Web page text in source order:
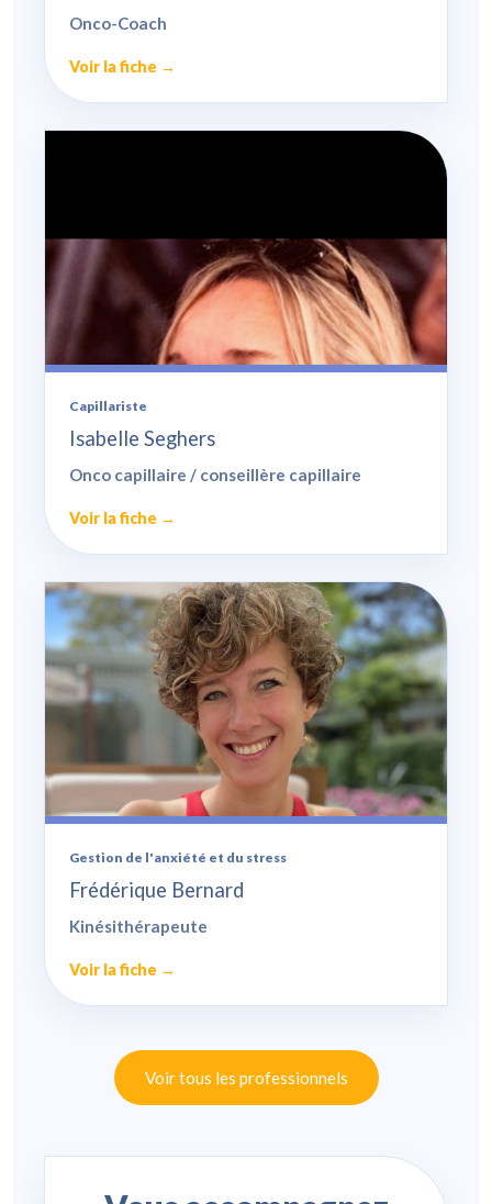
Onco-Coach
Voir la fiche →
Capillariste
Isabelle Seghers
Onco capillaire / conseillère capillaire
Voir la fiche →
Gestion de l'anxiété et du stress
Frédérique Bernard
Kinésithérapeute
Voir la fiche →
Voir tous les professionnels